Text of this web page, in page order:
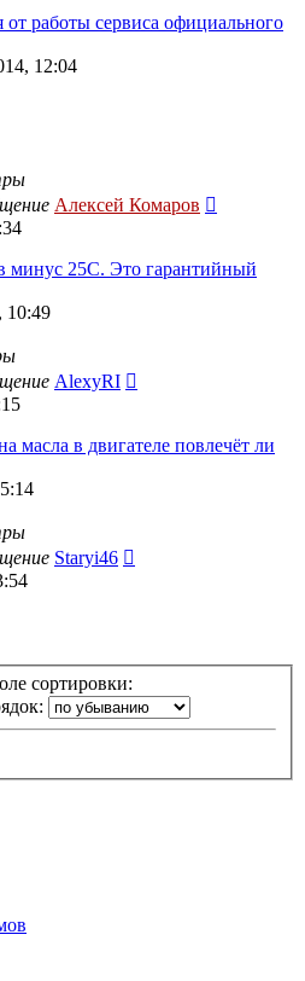
работы сервиса официального
12:04
Алексей Комаров
минус 25С. Это гарантийный
10:49
AlexyRI
масла в двигателе повлечёт ли
Staryi46
сортировки: